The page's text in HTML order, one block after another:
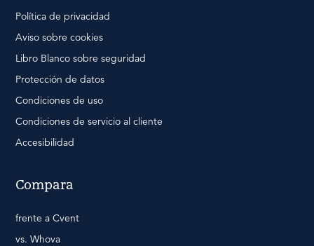
Política de privacidad
Aviso sobre cookies
Libro Blanco sobre seguridad
Protección de datos
Condiciones de uso
Condiciones de servicio al cliente
Accesibilidad
Compara
frente a Cvent
vs. Whova